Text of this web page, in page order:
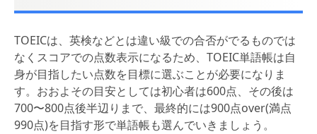
TOEICは、英検などとは違い級での合否がでるものでは
なくスコアでの点数表示になるため、TOEIC単語帳は自
身が目指したい点数を目標に選ぶことが必要になりま
す。おおよその目安としては初心者は600点、その後は
700〜800点後半辺りまで、最終的には900点over(満点
990点)を目指す形で単語帳も選んでいきましょう。